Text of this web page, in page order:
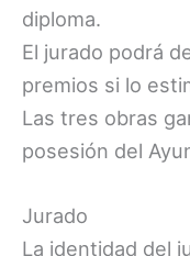
diploma.
El jurado podrá
premios si lo
Las tres obras
posesión del
Jurado
La identidad del